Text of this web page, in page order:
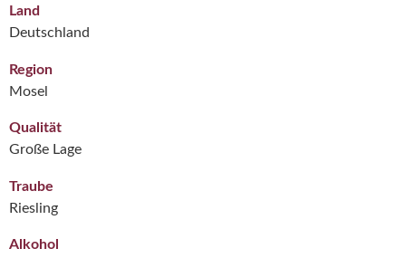
Land
Deutschland
Region
Mosel
Qualität
Große Lage
Traube
Riesling
Alkohol